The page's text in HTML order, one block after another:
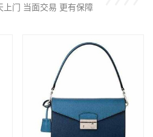
上门 当面交易 更有保障